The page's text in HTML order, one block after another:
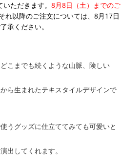
ただきます。 8月8日（土）までのご
れ以降のご注文については、8月17日
承ください。
こまでも続くような山脈、険しい
ら生まれたテキスタイルデザインで
うグッズに仕立ててみても可愛いと
出してくれます。